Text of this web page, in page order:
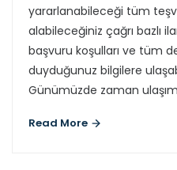
yararlanabileceği tüm
alabileceğiniz çağrı bazlı
başvuru koşulları ve tüm
duyduğunuz bilgilere
Günümüzde zaman
Read More